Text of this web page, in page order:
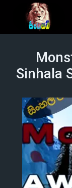
Sinhala